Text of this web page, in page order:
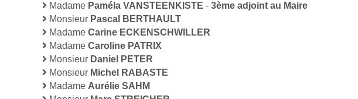
Madame Paméla VANSTEENKISTE - 3ème adjoint au Maire
Monsieur Pascal BERTHAULT
Madame Carine ECKENSCHWILLER
Madame Caroline PATRIX
Monsieur Daniel PETER
Monsieur Michel RABASTE
Madame Aurélie SAHM